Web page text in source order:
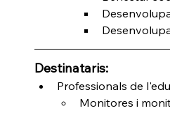
Destinataris:
Professionals de
Monitores i